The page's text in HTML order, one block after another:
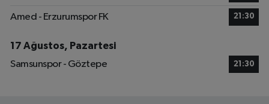
Amed - Erzurumspor FK 21:30
17 Ağustos, Pazartesi
Samsunspor - Göztepe
21:30